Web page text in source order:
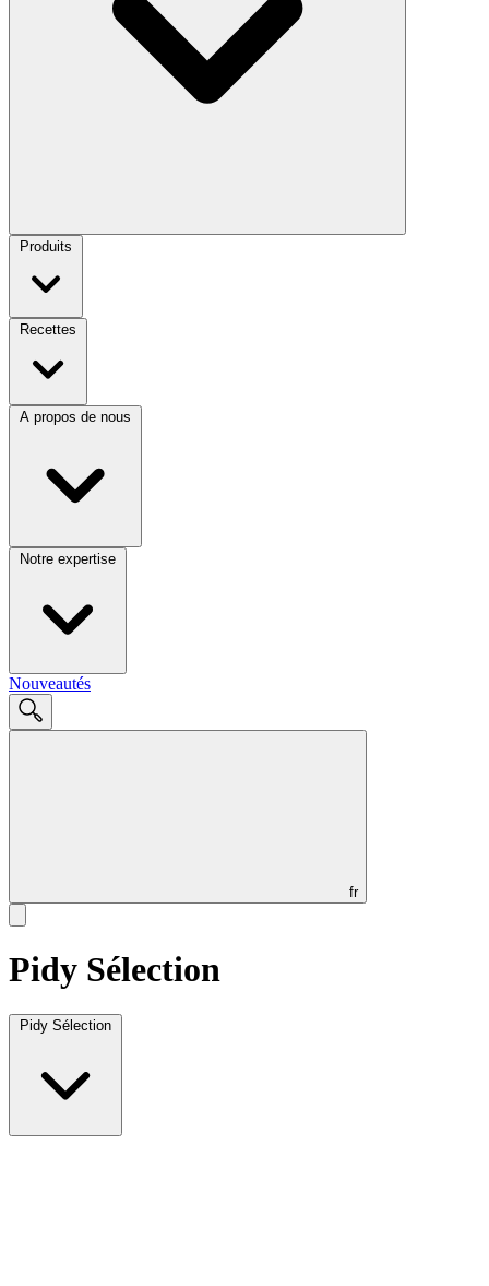
Produits
Recettes
A propos de nous
Notre expertise
Nouveautés
fr
Pidy Sélection
Pidy Sélection